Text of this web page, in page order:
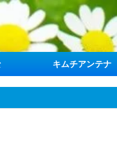
キムチアンテナ